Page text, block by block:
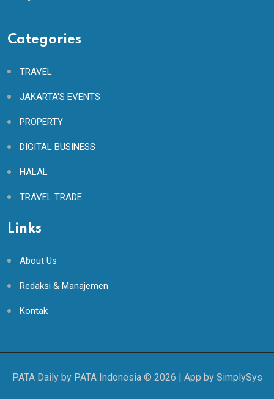
Categories
TRAVEL
JAKARTA'S EVENTS
PROPERTY
DIGITAL BUSINESS
HALAL
TRAVEL TRADE
Links
About Us
Redaksi & Manajemen
Kontak
PATA Daily by PATA Indonesia © 2026 | App by SimplySys